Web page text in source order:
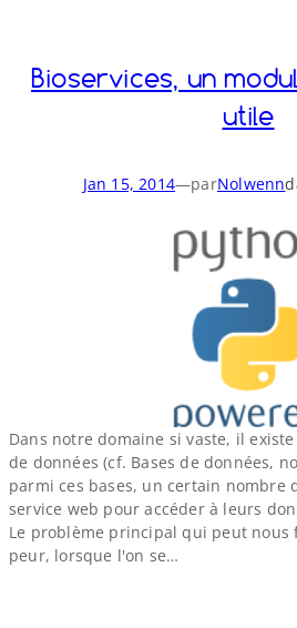
Bioservices, un
utile
Jan 15, 2014—parNolwenn
Dans notre domaine si vaste, il
de données (cf. Bases de données,
parmi ces bases, un certain nombre
service web pour accéder à leurs
Le problème principal qui peut nous
peur, lorsque l'on se…